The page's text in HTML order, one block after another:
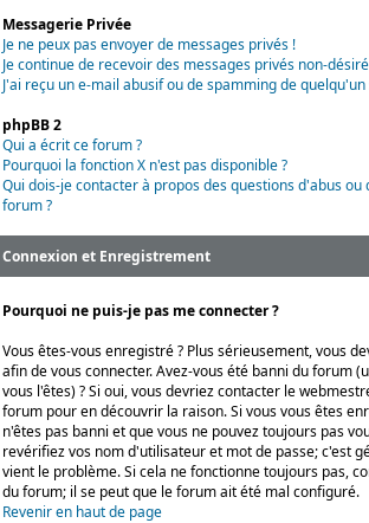
Messagerie Privée
Je ne peux pas envoyer de messages privés !
Je continue de recevoir des messages privés non-
J'ai reçu un e-mail abusif ou de spamming de
phpBB 2
Qui a écrit ce forum ?
Pourquoi la fonction X n'est pas disponible ?
Qui dois-je contacter à propos des questions d'abus
forum ?
Connexion et Enregistrement
Pourquoi ne puis-je pas me connecter ?
Vous êtes-vous enregistré ? Plus sérieusement, vous
afin de vous connecter. Avez-vous été banni du forum
vous l'êtes) ? Si oui, vous devriez contacter le
forum pour en découvrir la raison. Si vous vous êtes
n'êtes pas banni et que vous ne pouvez toujours pas
revérifiez vos nom d'utilisateur et mot de passe; c'est
vient le problème. Si cela ne fonctionne toujours pas,
du forum; il se peut que le forum ait été mal configuré.
Revenir en haut de page